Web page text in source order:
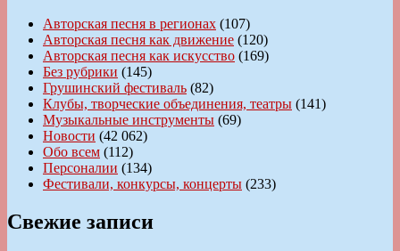
Авторская песня в регионах (107)
Авторская песня как движение (120)
Авторская песня как искусство (169)
Без рубрики (145)
Грушинский фестиваль (82)
Клубы, творческие объединения, театры (141)
Музыкальные инструменты (69)
Новости (42 062)
Обо всем (112)
Персоналии (134)
Фестивали, конкурсы, концерты (233)
Свежие записи